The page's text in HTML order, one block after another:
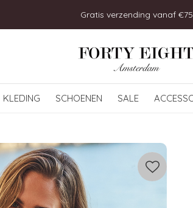
KLEDING SCHOENEN SALE
Gratis verzending vanaf €75